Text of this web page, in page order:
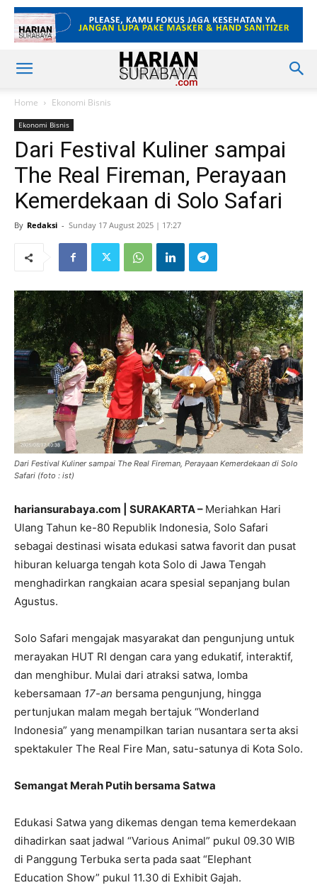
Home Ekonomi Bisnis
Ekonomi Bisnis
Dari Festival Kuliner sampai
The Real Fireman, Perayaan
Kemerdekaan di Solo Safari
By Redaksi - Sunday 17 August 2025 | 17:27
Dari Festival Kuliner sampai The Real Fireman, Perayaan Kemerdekaan di Solo
Safari (foto : ist)
hariansurabaya.com | SURAKARTA – Meriahkan Hari
Ulang Tahun ke-80 Republik Indonesia, Solo Safari
sebagai destinasi wisata edukasi satwa favorit dan pusat
hiburan keluarga tengah kota Solo di Jawa Tengah
menghadirkan rangkaian acara spesial sepanjang bulan
Agustus.
Solo Safari mengajak masyarakat dan pengunjung untuk
merayakan HUT RI dengan cara yang edukatif, interaktif,
dan menghibur. Mulai dari atraksi satwa, lomba
kebersamaan 17-an bersama pengunjung, hingga
pertunjukan malam megah bertajuk “Wonderland
Indonesia” yang menampilkan tarian nusantara serta aksi
spektakuler The Real Fire Man, satu-satunya di Kota Solo.
Semangat Merah Putih bersama Satwa
Edukasi Satwa yang dikemas dengan tema kemerdekaan
dihadirkan saat jadwal “Various Animal” pukul 09.30 WIB
di Panggung Terbuka serta pada saat “Elephant
Education Show” pukul 11.30 di Exhibit Gajah.